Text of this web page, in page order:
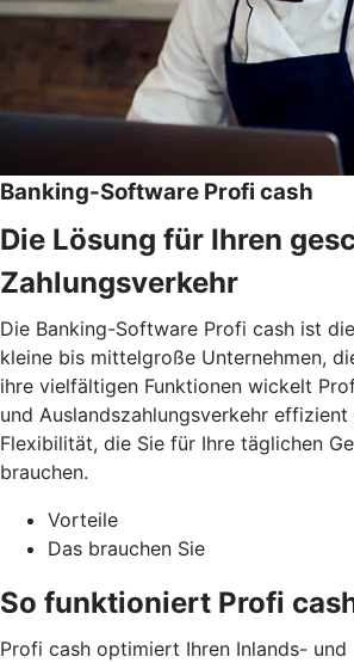
Banking-Software Profi cash
Die Lösung für Ihren
Zahlungsverkehr
Die Banking-Software Profi cash ist
kleine bis mittelgroße Unternehmen,
ihre vielfältigen Funktionen wickelt
und Auslandszahlungsverkehr
Flexibilität, die Sie für Ihre täglichen
brauchen.
Vorteile
Das brauchen Sie
So funktioniert Profi
Profi cash optimiert Ihren Inlands- und